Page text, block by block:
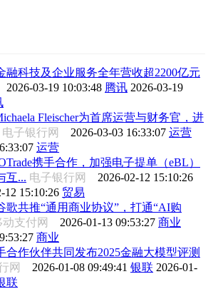
融科技及企业服务全年营收超2200亿元
2026-03-19 10:03:48 腾讯 2026-03-19
Fleischer为首席运营与财务官，进
电子银行网 2026-03-03 16:33:07 运营
运营
携手合作，加强电子提单（eBL）
互... 电子银行网 2026-02-12 15:10:26
12 15:10:26 贸易
歌共推“通用商业协议”，打通“AI购
动支付网 2026-01-13 09:53:27 商业
商业
合作伙伴共同发布2025金融大模型评测
网 2026-01-08 09:49:41 银联 2026-01-
联